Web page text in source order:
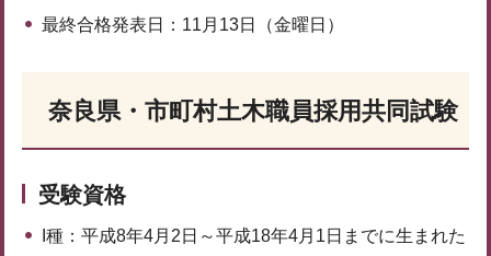
最終合格発表日：11月13日（金曜日）
奈良県・市町村土木職員採用共同試験
受験資格
I種：平成8年4月2日～平成18年4月1日までに生まれた